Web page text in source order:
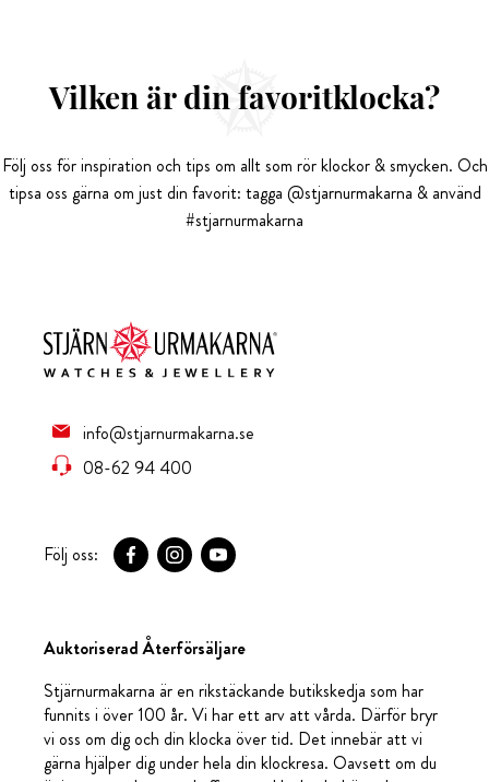
Vilken är din favoritklocka?
Följ oss för inspiration och tips om allt som rör klockor & smycken. Och
tipsa oss gärna om just din favorit: tagga @stjarnurmakarna & använd
#stjarnurmakarna
info@stjarnurmakarna.se
08-62 94 400
Följ oss:
Auktoriserad Återförsäljare
Stjärnurmakarna är en rikstäckande butikskedja som har
funnits i över 100 år. Vi har ett arv att vårda. Därför bryr
vi oss om dig och din klocka över tid. Det innebär att vi
gärna hjälper dig under hela din klockresa. Oavsett om du